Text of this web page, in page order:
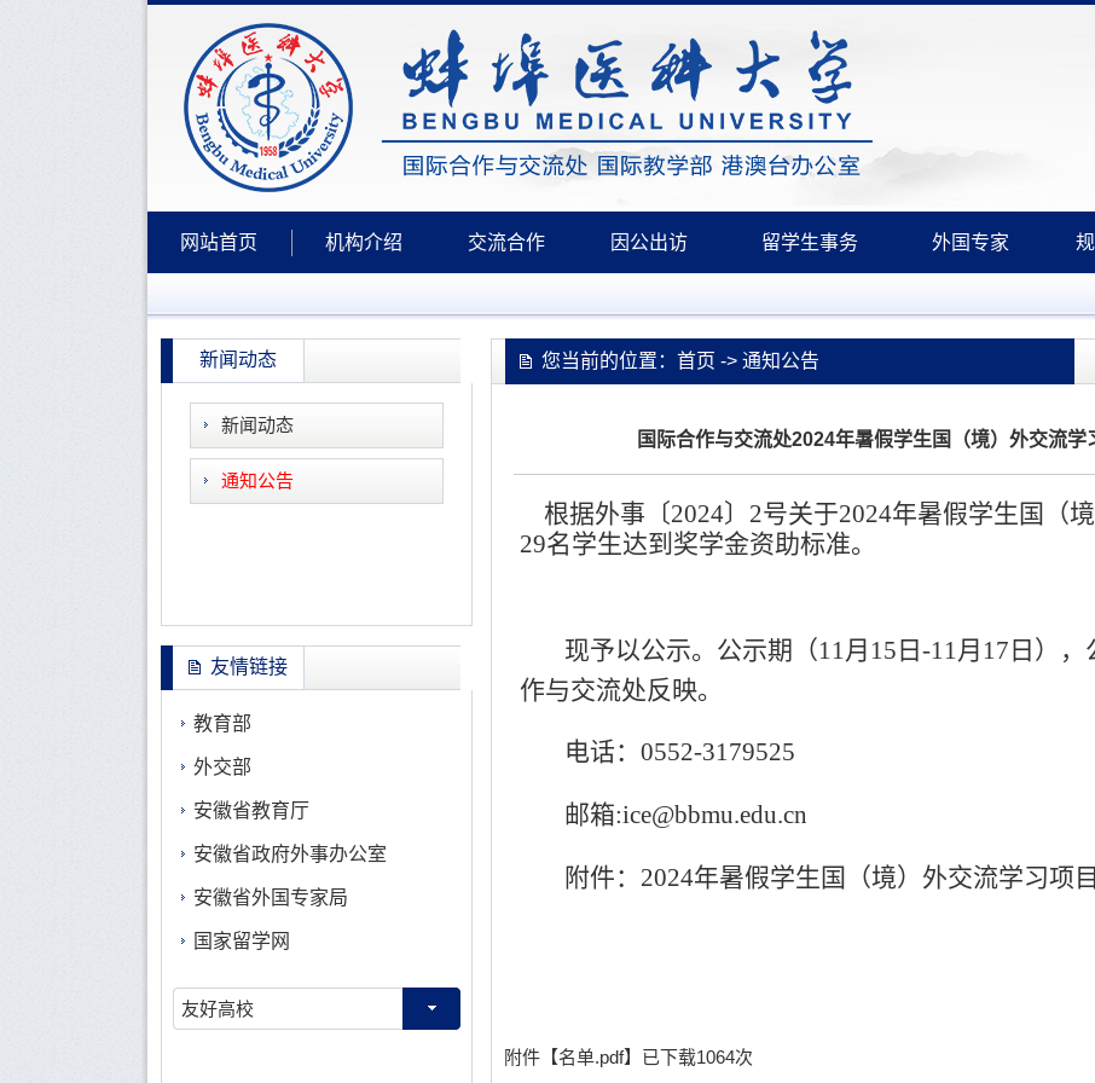
网站首页 机构介绍 交流合作 因公出访 留学生事务 外国专家
新闻动态
新闻动态
通知公告
友情链接
教育部
外交部
安徽省教育厅
安徽省政府外事办公室
安徽省外国专家局
国家留学网
友好高校
您当前的位置：首页 -> 通知公告
国际合作与交流处2024年暑假学生国（境）外交流
根据外事〔2024〕2号关于2024年暑假学生国（
29名学生达到奖学金资助标准。
现予以公示。公示期（11月15日-11月17日）
作与交流处反映。
电话：0552-3179525
邮箱:ice@bbmu.edu.cn
附件：2024年暑假学生国（境）外交流学习项
附件【名单.pdf】已下载1064次